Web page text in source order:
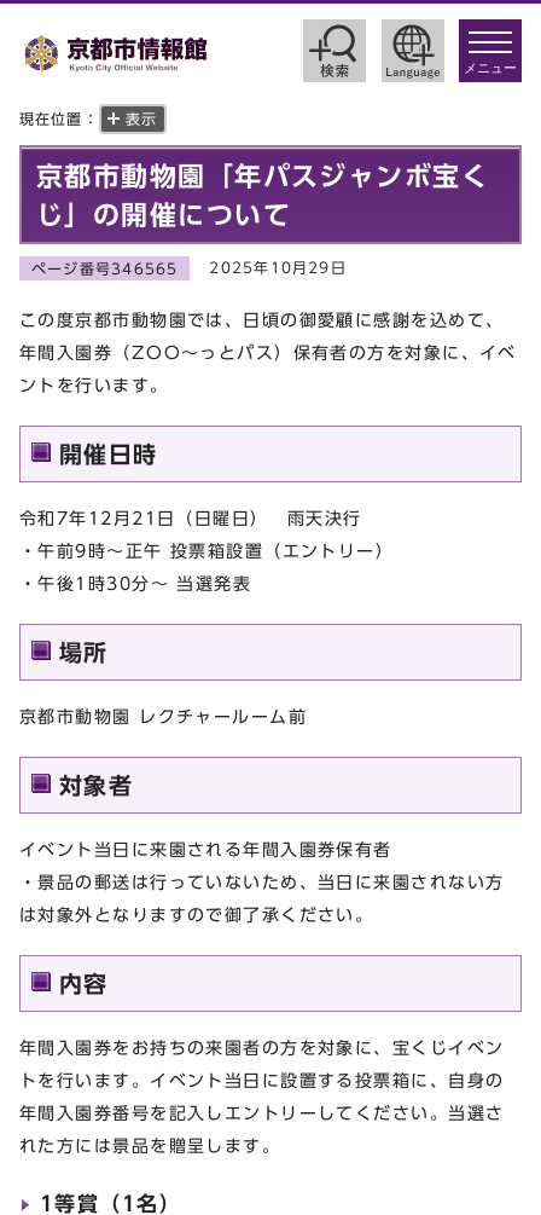
toggle
メニュー
現在位置： 表示
京都市動物園「年パスジャンボ宝く
じ」の開催について
ページ番号346565 2025年10月29日
この度京都市動物園では、日頃の御愛顧に感謝を込めて、
年間入園券（ZOO～っとパス）保有者の方を対象に、イベ
ントを行います。
開催日時
令和7年12月21日（日曜日） 雨天決行
・午前9時～正午 投票箱設置（エントリー）
・午後1時30分～ 当選発表
場所
京都市動物園 レクチャールーム前
対象者
イベント当日に来園される年間入園券保有者
・景品の郵送は行っていないため、当日に来園されない方
は対象外となりますので御了承ください。
内容
年間入園券をお持ちの来園者の方を対象に、宝くじイベン
トを行います。イベント当日に設置する投票箱に、自身の
年間入園券番号を記入しエントリーしてください。当選さ
れた方には景品を贈呈します。
1等賞（1名）